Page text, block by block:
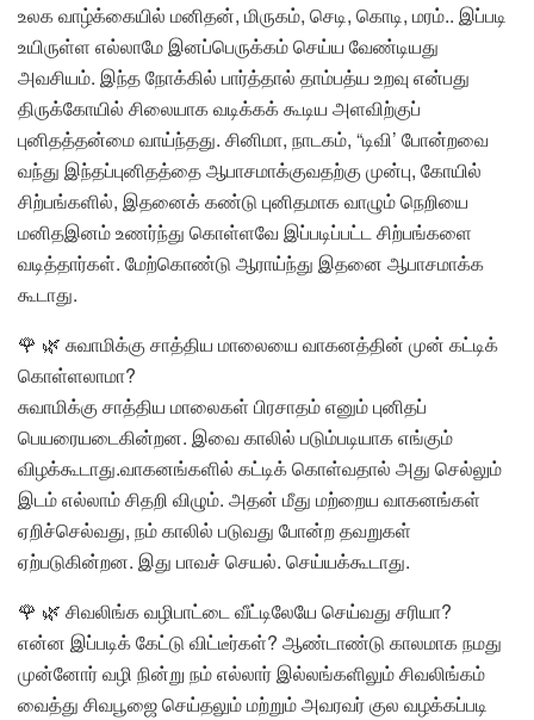
உலக வாழ்க்கையில் மனிதன், மிருகம், செடி, கொடி, மரம்.. இப்படி
உயிருள்ள எல்லாமே இனப்பெருக்கம் செய்ய வேண்டியது
அவசியம். இந்த நோக்கில் பார்த்தால் தாம்பத்ய உறவு என்பது
திருக்கோயில் சிலையாக வடிக்கக் கூடிய அளவிற்குப்
புனிதத்தன்மை வாய்ந்தது. சினிமா, நாடகம், “டிவி’ போன்றவை
வந்து இந்தப்புனிதத்தை ஆபாசமாக்குவதற்கு முன்பு, கோயில்
சிற்பங்களில், இதனைக் கண்டு புனிதமாக வாழும் நெறியை
மனிதஇனம் உணர்ந்து கொள்ளவே இப்படிப்பட்ட சிற்பங்களை
வடித்தார்கள். மேற்கொண்டு ஆராய்ந்து இதனை ஆபாசமாக்க
கூடாது.
🌹 🌿 சுவாமிக்கு சாத்திய மாலையை வாகனத்தின் முன் கட்டிக்
கொள்ளலாமா?
சுவாமிக்கு சாத்திய மாலைகள் பிரசாதம் எனும் புனிதப்
பெயரையடைகின்றன. இவை காலில் படும்படியாக எங்கும்
விழக்கூடாது.வாகனங்களில் கட்டிக் கொள்வதால் அது செல்லும்
இடம் எல்லாம் சிதறி விழும். அதன் மீது மற்றைய வாகனங்கள்
ஏறிச்செல்வது, நம் காலில் படுவது போன்ற தவறுகள்
ஏற்படுகின்றன. இது பாவச் செயல். செய்யக்கூடாது.
🌹 🌿 சிவலிங்க வழிபாட்டை வீட்டிலேயே செய்வது சரியா?
என்ன இப்படிக் கேட்டு விட்டீர்கள்? ஆண்டாண்டு காலமாக நமது
முன்னோர் வழி நின்று நம் எல்லார் இல்லங்களிலும் சிவலிங்கம்
வைத்து சிவபூஜை செய்தலும் மற்றும் அவரவர் குல வழக்கப்படி